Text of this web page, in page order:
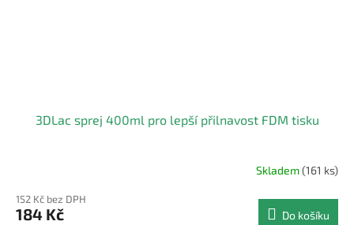
3DLac sprej 400ml pro lepší přilnavost FDM tisku
produktu
je
Skladem(161 ks)
152 Kč bez DPH
184 Kč Do košíku